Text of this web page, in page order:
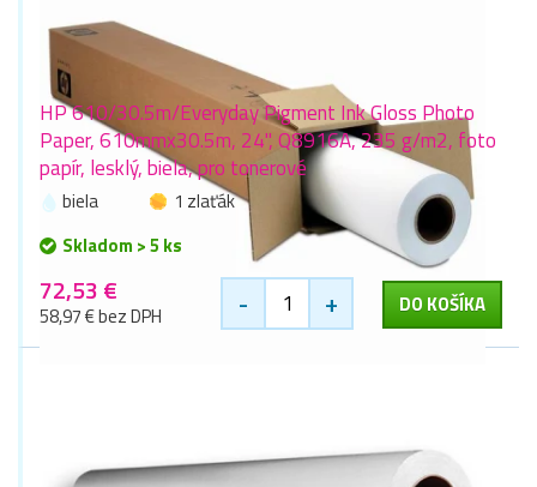
HP 610/30.5m/Everyday Pigment Ink Gloss Photo
Paper, 610mmx30.5m, 24", Q8916A, 235 g/m2, foto
papír, lesklý, biela, pro tonerové
biela
1 zlaťák
Skladom > 5 ks
72,53 €
58,97 € bez DPH - + DO KOŠÍKA